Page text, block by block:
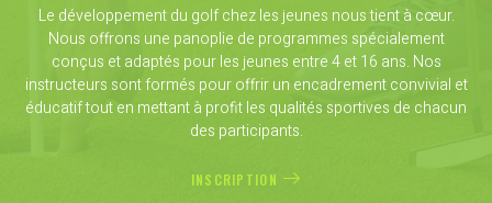
Le développement du golf chez les jeunes nous tient à cœur.
Nous offrons une panoplie de programmes spécialement
conçus et adaptés pour les jeunes entre 4 et 16 ans. Nos
instructeurs sont formés pour offrir un encadrement convivial et
éducatif tout en mettant à profit les qualités sportives de chacun
des participants.
INSCRIPTION